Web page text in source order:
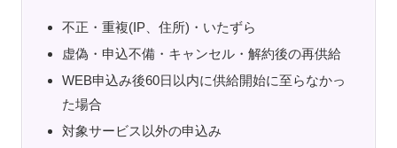
不正・重複(IP、住所)・いたずら
虚偽・申込不備・キャンセル・解約後の再供給
WEB申込み後60日以内に供給開始に至らなかっ
た場合
対象サービス以外の申込み